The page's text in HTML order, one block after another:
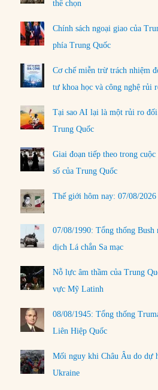
thể chọn
Chính sách ngoại giao của
phía Trung Quốc
Cơ chế miễn trừ trách nhiệm
tư khoa học và công nghệ rủi
Tại sao AI lại là một rủi ro
Trung Quốc
Giai đoạn tiếp theo trong cuộc
số của Trung Quốc
Thế giới hôm nay: 07/08/2026
07/08/1990: Tổng thống Bush
dịch Lá chắn Sa mạc
Nỗ lực âm thầm của Trung
vực Mỹ Latinh
08/08/1945: Tổng thống
Liên Hiệp Quốc
Mối nguy khi Châu Âu do dự
Ukraine